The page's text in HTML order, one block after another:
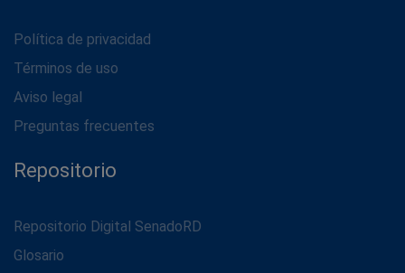
Política de privacidad
Términos de uso
Aviso legal
Preguntas frecuentes
Repositorio
Repositorio Digital SenadoRD
Glosario